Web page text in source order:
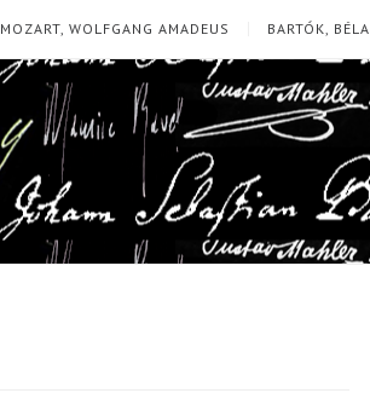
MOZART, WOLFGANG AMADEUS BARTÓK, BÉLA